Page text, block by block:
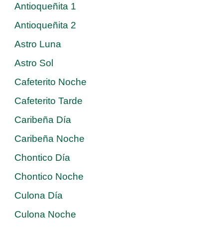
Antioqueñita 1
Antioqueñita 2
Astro Luna
Astro Sol
Cafeterito Noche
Cafeterito Tarde
Caribeña Día
Caribeña Noche
Chontico Día
Chontico Noche
Culona Día
Culona Noche